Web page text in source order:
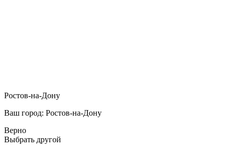
Ростов-на-Дону
Ваш город: Ростов-на-Дону
Верно
Выбрать другой